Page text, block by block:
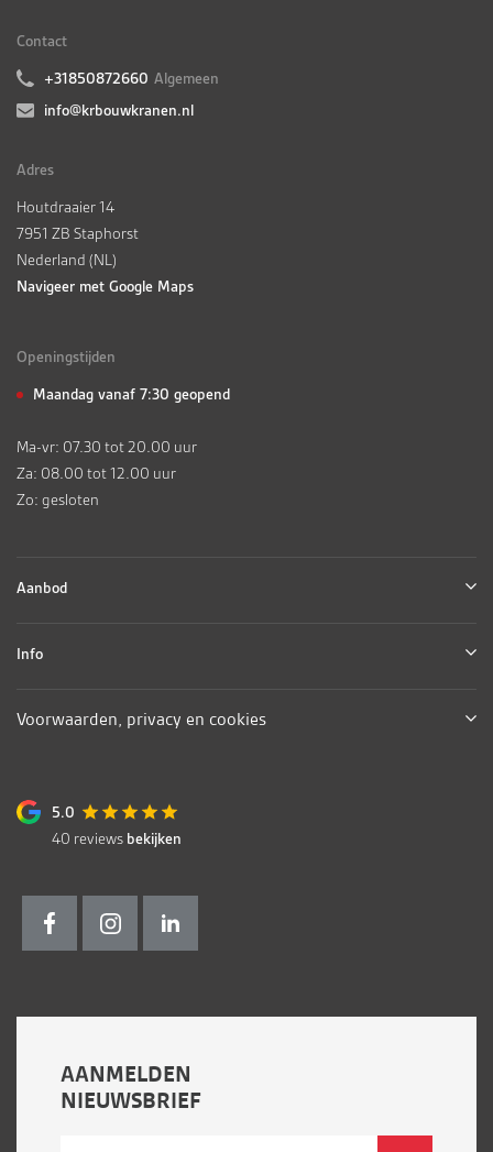
AANMELDEN
NIEUWSBRIEF
Contact
+31850872660 Algemeen
info@krbouwkranen.nl
Adres
Houtdraaier 14
7951 ZB Staphorst
Nederland (NL)
Navigeer met Google Maps
Openingstijden
Maandag vanaf 7:30 geopend
Ma-vr: 07.30 tot 20.00 uur
Za: 08.00 tot 12.00 uur
Zo: gesloten
Aanbod
Info
5.0
40 reviews bekijken
Voorwaarden, privacy en cookies